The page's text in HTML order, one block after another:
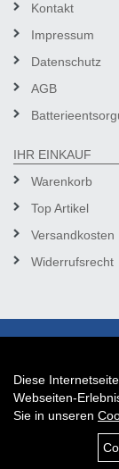
Kontakt
Impressum
Datenschutz
AGB
IHR EINKAUF
Warenkorb
Top Artikel
Versandkosten
Widerrufsrecht
Diese
Webseiten-
Sie in unseren